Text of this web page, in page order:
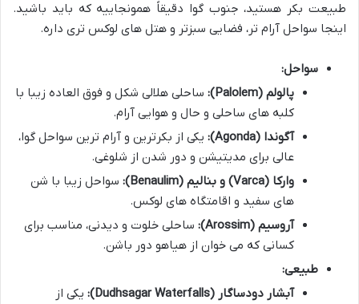
طبیعت بکر هستید، جنوب گوا دقیقاً همونجاییه که باید باشید.
اینجا سواحل آرام تر، فضایی سبزتر و هتل های لوکس تری داره.
سواحل:
پالولم (Palolem):
ساحلی هلالی شکل و فوق العاده زیبا با
کلبه های ساحلی و حال و هوایی آرام.
آگوندا (Agonda):
یکی از بکرترین و آرام ترین سواحل گوا،
عالی برای مدیتیشن و دور شدن از شلوغی.
وارکا (Varca) و بنالیم (Benaulim):
سواحل زیبا با شن
های سفید و اقامتگاه های لوکس.
آروسیم (Arossim):
ساحلی خلوت و دیدنی، مناسب برای
کسانی که می خوان از هیاهو دور باشن.
طبیعی:
آبشار دودساگار (Dudhsagar Waterfalls):
یکی از